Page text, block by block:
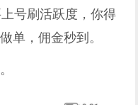
号刷活跃度，你得
单，佣金秒到。